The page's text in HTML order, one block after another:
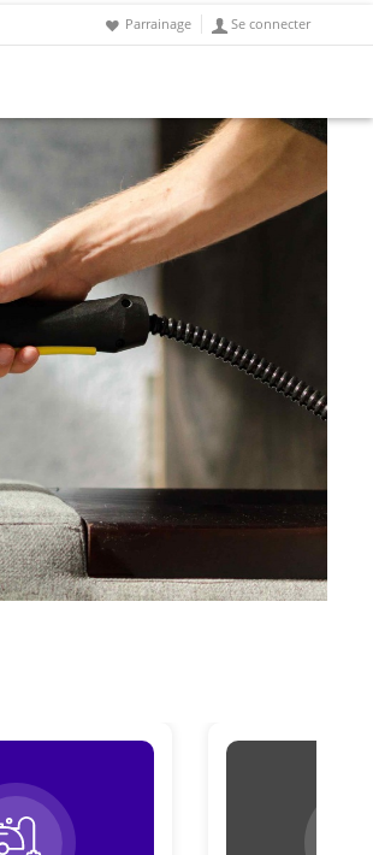
Parrainage Se connecter